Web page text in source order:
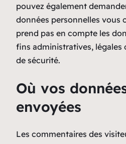
pouvez également
données personnelles vous
prend pas en compte les
fins administratives, légales
de sécurité.
Où vos
envoyées
Les commentaires des